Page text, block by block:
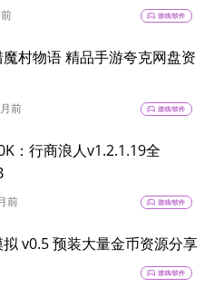
sports_esports 游戏/软件
魔村物语 精品手游夸克网盘资
前 sports_esports 游戏/软件
：行商浪人v1.2.1.19全
前 sports_esports 游戏/软件
拟 v0.5 预装大量金币资源分享
sports_esports 游戏/软件